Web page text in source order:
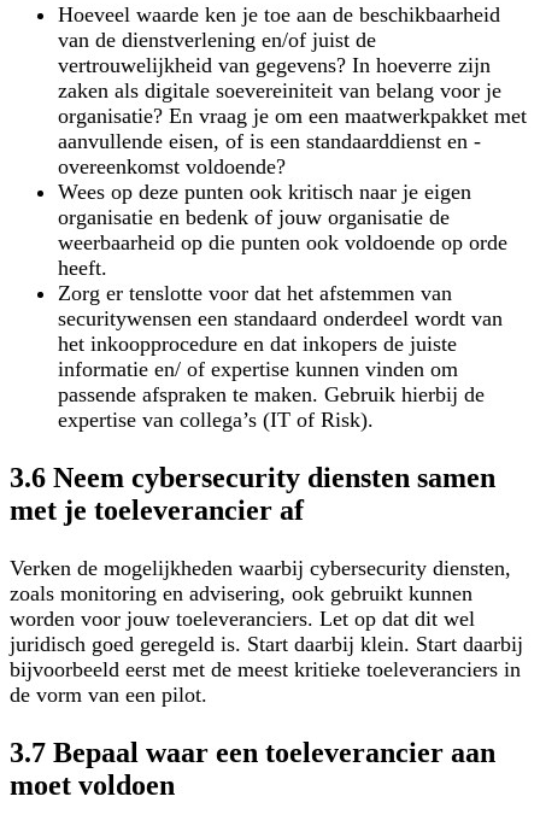
Hoeveel waarde ken je toe aan de beschikbaarheid
van de dienstverlening en/of juist de
vertrouwelijkheid van gegevens? In hoeverre zijn
zaken als digitale soevereiniteit van belang voor je
organisatie? En vraag je om een maatwerkpakket met
aanvullende eisen, of is een standaarddienst en -
overeenkomst voldoende?
Wees op deze punten ook kritisch naar je eigen
organisatie en bedenk of jouw organisatie de
weerbaarheid op die punten ook voldoende op orde
heeft.
Zorg er tenslotte voor dat het afstemmen van
securitywensen een standaard onderdeel wordt van
het inkoopprocedure en dat inkopers de juiste
informatie en/ of expertise kunnen vinden om
passende afspraken te maken. Gebruik hierbij de
expertise van collega’s (IT of Risk).
3.6 Neem cybersecurity diensten samen
met je toeleverancier af
Verken de mogelijkheden waarbij cybersecurity diensten,
zoals monitoring en advisering, ook gebruikt kunnen
worden voor jouw toeleveranciers. Let op dat dit wel
juridisch goed geregeld is. Start daarbij klein. Start daarbij
bijvoorbeeld eerst met de meest kritieke toeleveranciers in
de vorm van een pilot.
3.7 Bepaal waar een toeleverancier aan
moet voldoen